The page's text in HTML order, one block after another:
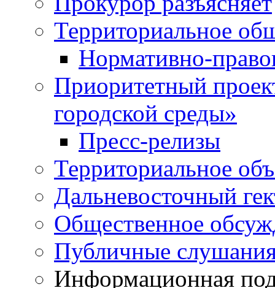
Территориальное
Нормативно-
Приоритетный
городской среды»
Пресс-релизы
Территориальное
Дальневосточный
Общественное
Публичные
Информационная